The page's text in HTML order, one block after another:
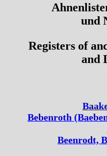
und
Registers of
and
Bebenroth
Beenrodt,